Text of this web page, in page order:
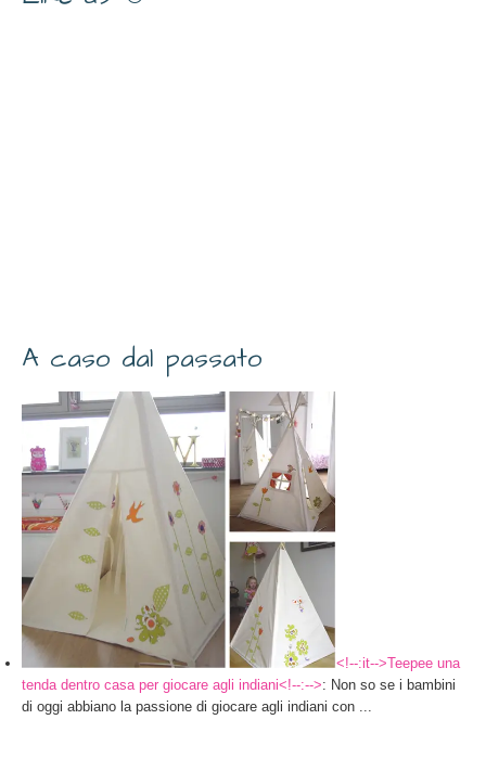
A caso dal passato
<!--:it-->Teepee una
tenda dentro casa per giocare agli indiani<!--:-->: Non so se i bambini
di oggi abbiano la passione di giocare agli indiani con ...